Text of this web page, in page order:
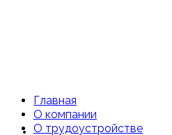
Главная
Главная
О компании
О трудоустройстве